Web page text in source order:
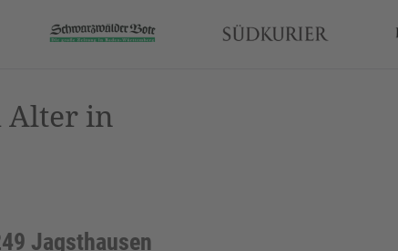
in
Jagsthausen